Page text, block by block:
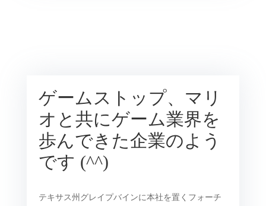
ゲームストップ、マリ
オと共にゲーム業界を
歩んできた企業のよう
です (^^)
テキサス州グレイプバインに本社を置くフォーチ